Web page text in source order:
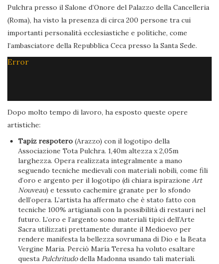
Pulchra presso il Salone d’Onore del Palazzo della Cancelleria
(Roma), ha visto la presenza di circa 200 persone tra cui
importanti personalità ecclesiastiche e politiche, come
l’ambasciatore della Repubblica Ceca presso la Santa Sede.
Error
Dopo molto tempo di lavoro, ha esposto queste opere
artistiche:
Tapiz respotero (Arazzo) con il logotipo della
Associazione Tota Pulchra. 1,40m altezza x 2,05m
larghezza. Opera realizzata integralmente a mano
seguendo tecniche medievali con materiali nobili, come fili
d’oro e argento per il logotipo (di chiara ispirazioneArt
Nouveau) e tessuto cachemire granate per lo sfondo
dell’opera. L’artista ha affermato che è stato fatto con
tecniche 100% artigianali con la possibilità di restauri nel
futuro. L’oro e l’argento sono materiali tipici dell’Arte
Sacra utilizzati prettamente durante il Medioevo per
rendere manifesta la bellezza sovrumana di Dio e la Beata
Vergine Maria. Perciò María Teresa ha voluto esaltare
questa Pulchritudodella Madonna usando tali materiali.